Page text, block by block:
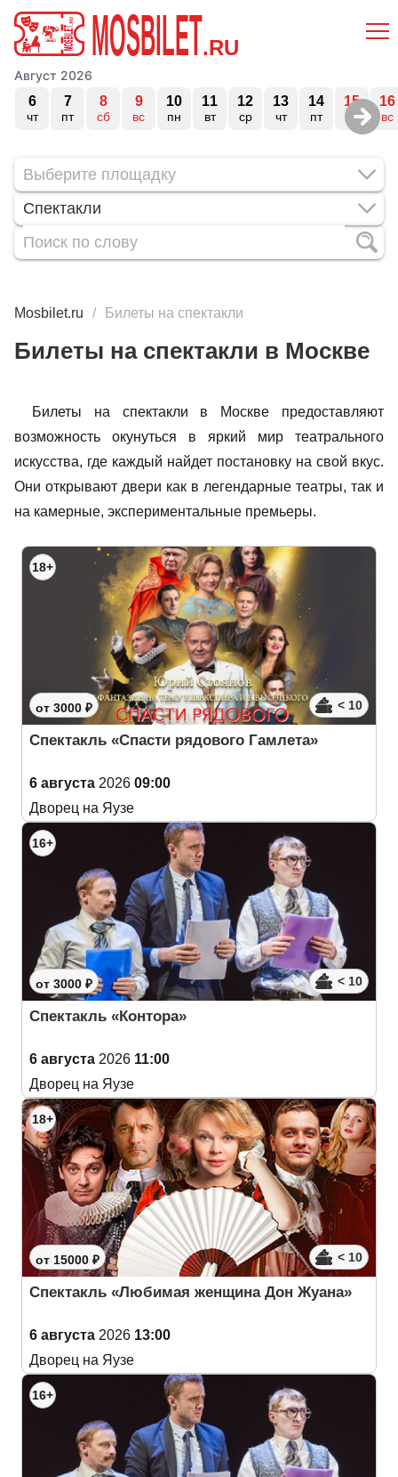
MOSBILET.RU
Август 2026
6
чт
7
пт
8
сб
9
вс
10
пн
11
вт
12
ср
13
чт
14
пт
15
сб
16
вс
Спектакли
Mosbilet.ru Билеты на спектакли
Билеты на спектакли в Москве
Билеты на спектакли в Москве предоставляют
возможность окунуться в яркий мир театрального
искусства, где каждый найдет постановку на свой вкус.
Они открывают двери как в легендарные театры, так и
на камерные, экспериментальные премьеры.
18+
от 3000 ₽ < 10
Спектакль «Спасти рядового Гамлета»
6 августа 2026 09:00
Дворец на Яузе
16+
от 3000 ₽ < 10
Спектакль «Контора»
6 августа 2026 11:00
Дворец на Яузе
18+
от 15000 ₽ < 10
Спектакль «Любимая женщина Дон Жуана»
6 августа 2026 13:00
Дворец на Яузе
16+